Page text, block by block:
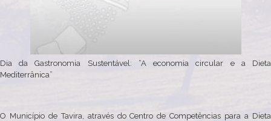
Dia da Gastronomia Sustentável: “A economia circular e a Dieta
Mediterrânica”
O Município de Tavira, através do Centro de Competências para a Dieta